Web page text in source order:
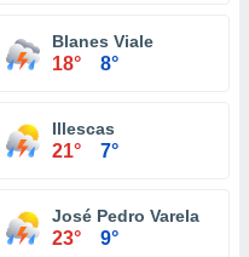
Blanes Viale
18° 8°
Illescas
21° 7°
José Pedro Varela
23° 9°